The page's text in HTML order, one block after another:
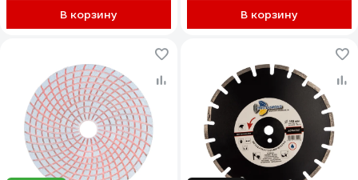
В корзину В корзину